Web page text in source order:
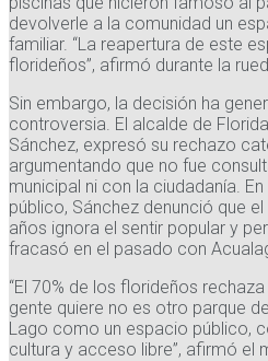
devolverle a la comunidad un
familiar. “La reapertura de este
florideños”, afirmó durante la
Sin embargo, la decisión ha
controversia. El alcalde de
Sánchez, expresó su rechazo
argumentando que no fue
municipal ni con la ciudadanía.
público, Sánchez denunció que
años ignora el sentir popular y
fracasó en el pasado con
“El 70% de los florideños
gente quiere no es otro parque
Lago como un espacio público,
cultura y acceso libre”, afirmó el